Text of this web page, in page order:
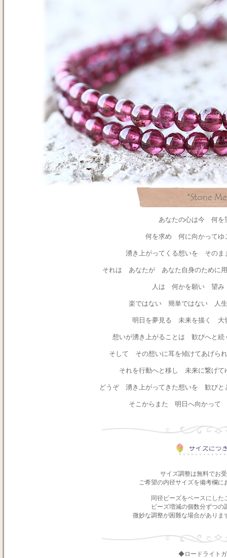
あなたの心は今 何を
何を求め 何に向かってゆ
湧き上がってくる想いを そのま
それは あなたが あなた自身のために
人は 何かを願い 望み
楽ではない 簡単ではない 人生
明日を夢見る 未来を描く 大
想いが湧き上がることは 歓びへと
そして その想いに耳を傾けてあげら
それを行動へと移し 未来に繋げ
どうぞ 湧き上がってきた想いを 歓びと
そこからまた 明日へ向かって
サイズ調整は無料でお
ご希望の内径サイズを備考欄に
同径ビーズをベースにした
ビーズ増減の個数分ずつの
微妙な調整が困難な場合がありま
◆ロードライト